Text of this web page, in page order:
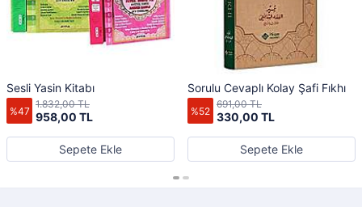
Sesli Yasin Kitabı
%47 958,00 TL
1.832,00 TL
Sepete Ekle
Sorulu Cevaplı Kolay Şafi Fıkhı
%52 330,00 TL
691,00 TL
Sepete Ekle